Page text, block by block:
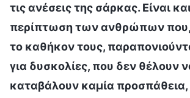
τις ανέσεις της σάρκας. Είναι
περίπτωση των ανθρώπων
το καθήκον τους,
για δυσκολίες, που δεν θέλουν
καταβάλουν καμία προσπάθεια,